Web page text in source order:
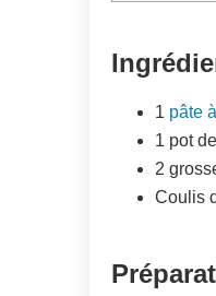
1 pâte
1 pot
2
Coulis